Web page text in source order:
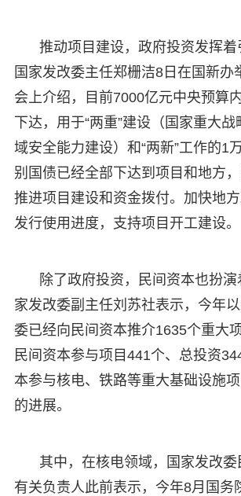
推动项目建设，政府投资发挥着
国家发改委主任郑栅洁8日在国新办
会上介绍，目前7000亿元中央预算
下达，用于“两重”建设（国家重大
域安全能力建设）和“两新”工作的1
别国债已经全部下达到项目和地方
推进项目建设和资金拨付。加快地
发行使用进度，支持项目开工建设。
除了政府投资，民间资本也扮
家发改委副主任刘苏社表示，今年
委已经向民间资本推介1635个重大
民间资本参与项目441个、总投资
本参与核电、铁路等重大基础设施
的进展。
其中，在核电领域，国家发改
有关负责人此前表示，今年8月国务